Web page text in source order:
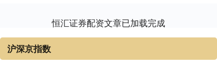
恒汇证券配资文章已加载完成
沪深京指数